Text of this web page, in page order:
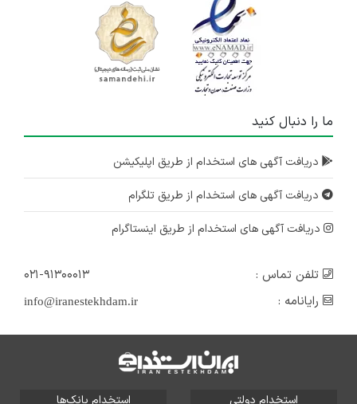
ما را دنبال کنید
دریافت آگهی های استخدام از طریق اپلیکیشن
دریافت آگهی های استخدام از طریق تلگرام
دریافت آگهی های استخدام از طریق اینستاگرام
تلفن تماس :
۰۲۱-۹۱۳۰۰۰۱۳
رایانامه :
info@iranestekhdam.ir
استخدام دولتی استخدام بانک‌ها